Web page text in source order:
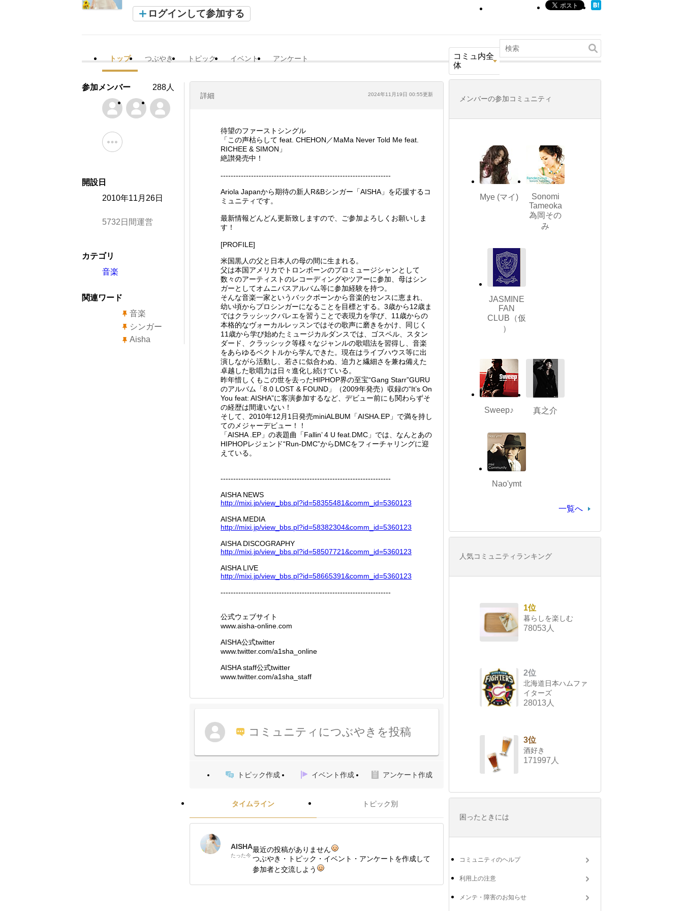
ログインして参加する
トップ つぶやき トピック イベント アンケート
コミュ内全
体
詳細 2024年11月19日 00:55更新
待望のファーストシングル
「この声枯らして feat. CHEHON／MaMa Never Told Me feat.
RICHEE & SIMON」
絶讃発売中！
-------------------------------------------------------------------
Ariola Japanから期待の新人R&Bシンガー「AISHA」を応援するコ
ミュニティです。
最新情報どんどん更新致しますので、ご参加よろしくお願いしま
す！
[PROFILE]
米国黒人の父と日本人の母の間に生まれる。
父は本国アメリカでトロンボーンのプロミュージシャンとして
数々のアーティストのレコーディングやツアーに参加、母はシン
ガーとしてオムニバスアルバム等に参加経験を持つ。
そんな音楽一家というバックボーンから音楽的センスに恵まれ、
幼い頃からプロシンガーになることを目標とする。3歳から12歳ま
ではクラッシックバレエを習うことで表現力を学び、11歳からの
本格的なヴォーカルレッスンではその歌声に磨きをかけ、同じく
11歳から学び始めたミュージカルダンスでは、ゴスペル、スタン
ダード、クラッシック等様々なジャンルの歌唱法を習得し、音楽
をあらゆるベクトルから学んできた。現在はライブハウス等に出
演しながら活動し、若さに似合わぬ、迫力と繊細さを兼ね備えた
卓越した歌唱力は日々進化し続けている。
昨年惜しくもこの世を去ったHIPHOP界の至宝“Gang Starr”GURU
のアルバム「8.0 LOST & FOUND」（2009年発売）収録の“It’s On
You feat: AISHA”に客演参加するなど、デビュー前にも関わらずそ
の経歴は間違いない！
そして、2010年12月1日発売miniALBUM「AISHA.EP」で満を持し
てのメジャーデビュー！！
「AISHA .EP」の表題曲「Fallin’ 4 U feat.DMC」では、なんとあの
HIPHOPレジェンド“Run-DMC”からDMCをフィーチャリングに迎
えている。
-------------------------------------------------------------------
AISHA NEWS
http://mixi.jp/view_bbs.pl?id=58355481&comm_id=5360123
AISHA MEDIA
http://mixi.jp/view_bbs.pl?id=58382304&comm_id=5360123
AISHA DISCOGRAPHY
http://mixi.jp/view_bbs.pl?id=58507721&comm_id=5360123
AISHA LIVE
http://mixi.jp/view_bbs.pl?id=58665391&comm_id=5360123
-------------------------------------------------------------------
公式ウェブサイト
www.aisha-online.com
AISHA公式twitter
www.twitter.com/a1sha_online
AISHA staff公式twitter
www.twitter.com/a1sha_staff
コミュニティにつぶやきを投稿
トピック作成 イベント作成 アンケート作成
タイムライン トピック別
AISHA
たった今
最近の投稿がありません
つぶやき・トピック・イベント・アンケートを作成して
参加者と交流しよう
参加メンバー 288人
開設日
2010年11月26日
5732日間運営
カテゴリ
音楽
関連ワード
音楽
シンガー
Aisha
メンバーの参加コミュニティ
Mye (マイ)
Sonomi
Tameoka
為岡その
み
JASMINE
FAN
CLUB（仮
）
Sweep♪ 真之介
Nao'ymt
一覧へ
人気コミュニティランキング
1位
暮らしを楽しむ
78053人
2位
北海道日本ハムファ
イターズ
28013人
3位
酒好き
171997人
困ったときには
コミュニティのヘルプ
利用上の注意
メンテ・障害のお知らせ